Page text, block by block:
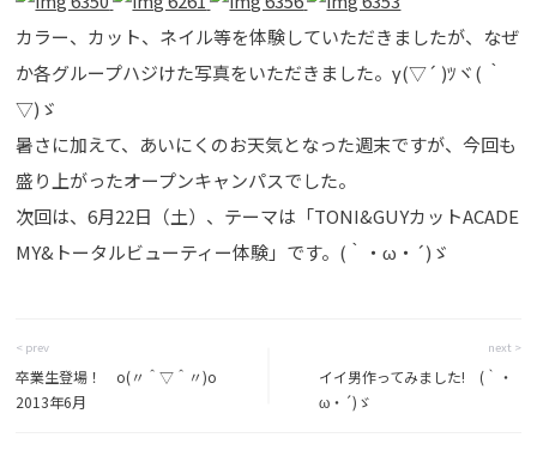
カラー、カット、ネイル等を体験していただきましたが、なぜ
か各グループハジけた写真をいただきました。γ(▽´ )ﾂヾ( ｀
▽)ゞ
暑さに加えて、あいにくのお天気となった週末ですが、今回も
盛り上がったオープンキャンパスでした。
次回は、6月22日（土）、テーマは「TONI&GUYカットACADE
MY&トータルビューティー体験」です。(｀・ω・´)ゞ
< prev
卒業生登場！ o(〃＾▽＾〃)o
2013年6月
next >
イイ男作ってみました! (｀・
ω・´)ゞ